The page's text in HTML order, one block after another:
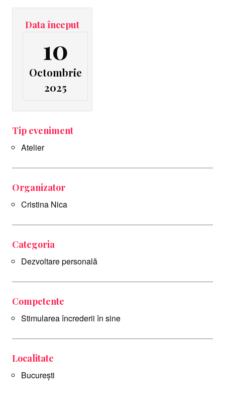
Data început
10
Octombrie
2025
Tip eveniment
Atelier
Organizator
Cristina Nica
Categoria
Dezvoltare personală
Competente
Stimularea încrederii în sine
Localitate
București